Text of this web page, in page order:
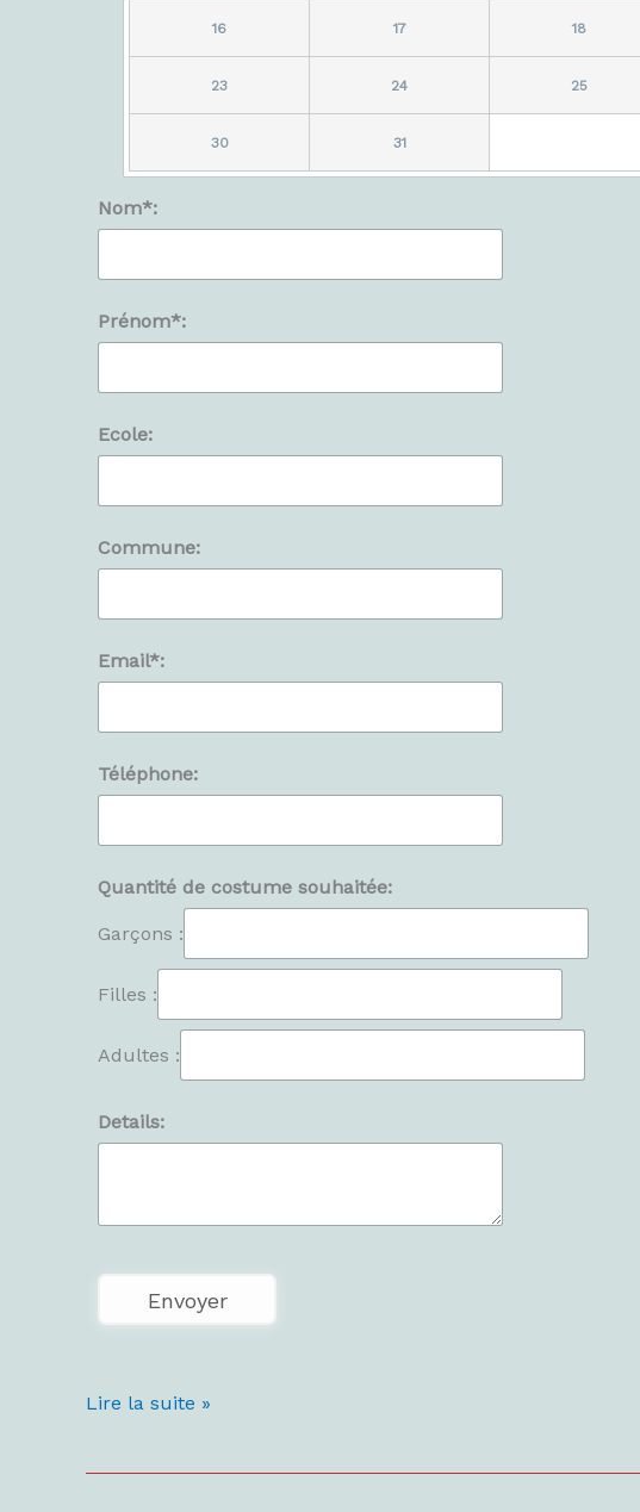
16 17 18
23 24 25
30 31
Nom*:
Prénom*:
Ecole:
Commune:
Email*:
Téléphone:
Quantité de costume souhaitée:
Garçons :
Filles :
Adultes :
Details:
Lire la suite »